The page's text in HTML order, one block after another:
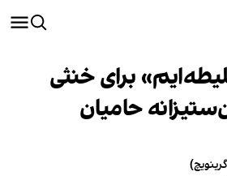
برای خنثی
حامیان